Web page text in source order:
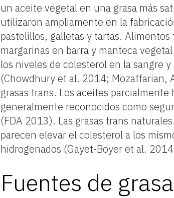
un aceite vegetal en una grasa más
utilizaron ampliamente en la
pastelillos, galletas y tartas.
margarinas en barra y manteca
los niveles de colesterol en la sangre
(Chowdhury et al. 2014; Mozaffarian,
grasas trans. Los aceites
generalmente reconocidos como
(FDA 2013). Las grasas trans
parecen elevar el colesterol a los
hidrogenados (Gayet-Boyer et al.
Fuentes de